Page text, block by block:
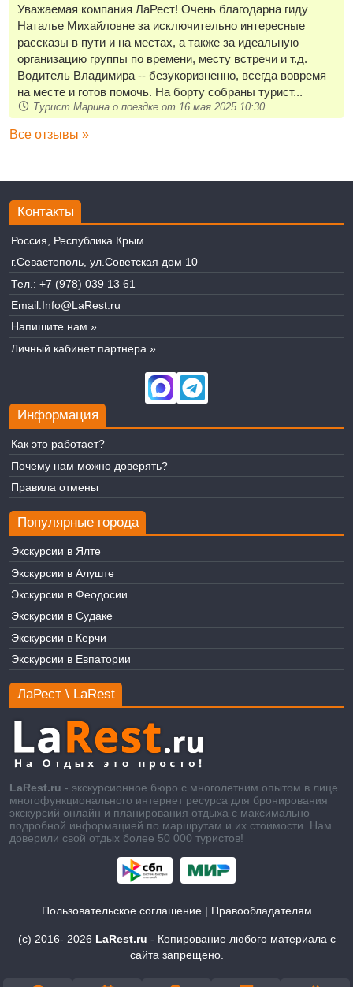
Уважаемая компания ЛаРест! Очень благодарна гиду
Наталье Михайловне за исключительно интересные
рассказы в пути и на местах, а также за идеальную
организацию группы по времени, месту встречи и т.д.
Водитель Владимира -- безукоризненно, всегда вовремя
на месте и готов помочь. На борту собраны турист...
Турист Марина о поездке от 16 мая 2025 10:30
Все отзывы »
Контакты
Россия, Республика Крым
г.Севастополь, ул.Советская дом 10
Тел.: +7 (978) 039 13 61
Email:Info@LaRest.ru
Напишите нам »
Личный кабинет партнера »
Информация
Как это работает?
Почему нам можно доверять?
Правила отмены
Популярные города
Экскурсии в Ялте
Экскурсии в Алуште
Экскурсии в Феодосии
Экскурсии в Судаке
Экскурсии в Керчи
Экскурсии в Евпатории
ЛаРест \ LaRest
LaRest.ru - экскурсионное бюро с многолетним опытом в лице
многофункционального интернет ресурса для бронирования
экскурсий онлайн и планирования отдыха с максимально
подробной информацией по маршрутам и их стоимости. Нам
доверили свой отдых более 50 000 туристов!
(c) 2016- 2026 LaRest.ru - Копирование любого материала с
сайта запрещено.
Пользовательское соглашение| Правообладателям